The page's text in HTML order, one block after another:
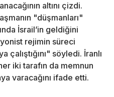
altını çizdi.
nın "düşmanları"
İsrail’in geldiğini
rejimin süreci
çalıştığını" söyledi. İranlı
iki tarafın da memnun
ya varacağını ifade etti.